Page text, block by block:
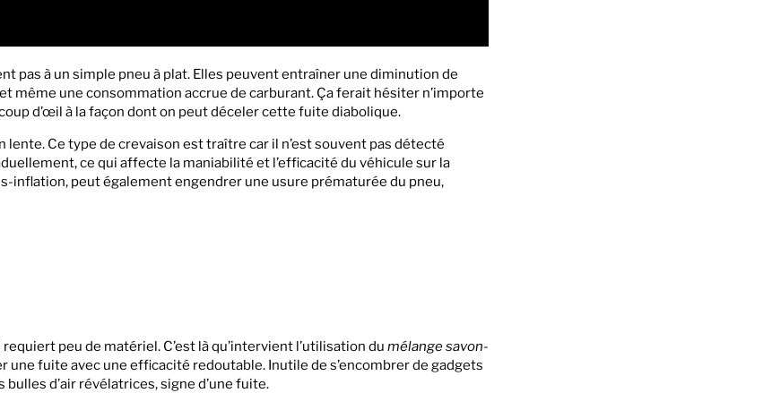
pas à un simple pneu à plat. Elles peuvent entraîner une diminution de
même une consommation accrue de carburant. Ça ferait hésiter n’importe
d’œil à la façon dont on peut déceler cette fuite diabolique.
Ce type de crevaison est traître car il n’est souvent pas détecté
ce qui affecte la maniabilité et l’efficacité du véhicule sur la
inflation, peut également engendrer une usure prématurée du pneu,
peu de matériel. C’est là qu’intervient l’utilisation du mélange savon-
une fuite avec une efficacité redoutable. Inutile de s’encombrer de gadgets
d’air révélatrices, signe d’une fuite.